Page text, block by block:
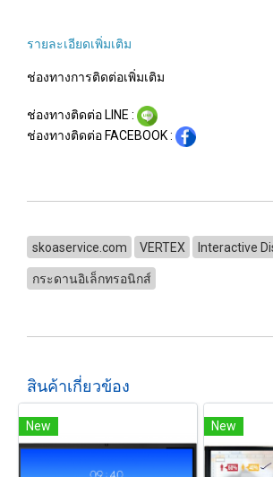
รายละเอียดเพิ่มเติม
ช่องทางการติดต่อเพิ่มเติม
ช่องทางติดต่อ LINE :
ช่องทางติดต่อ FACEBOOK :
skoaservice.com VERTEX Interactive
กระดานอิเล็กทรอนิกส์
สินค้าเกี่ยวข้อง
New New